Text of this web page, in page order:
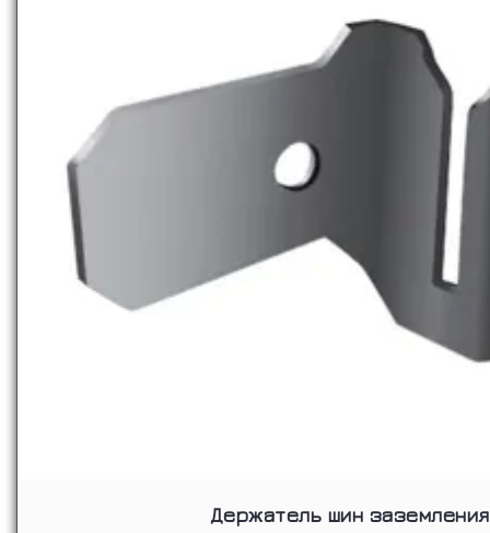
Держатель шин заземления